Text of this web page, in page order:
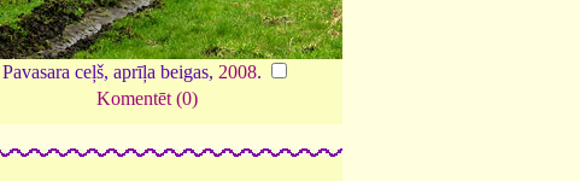
Pavasara ceļš, aprīļa beigas, 2008.
Komentēt (0)